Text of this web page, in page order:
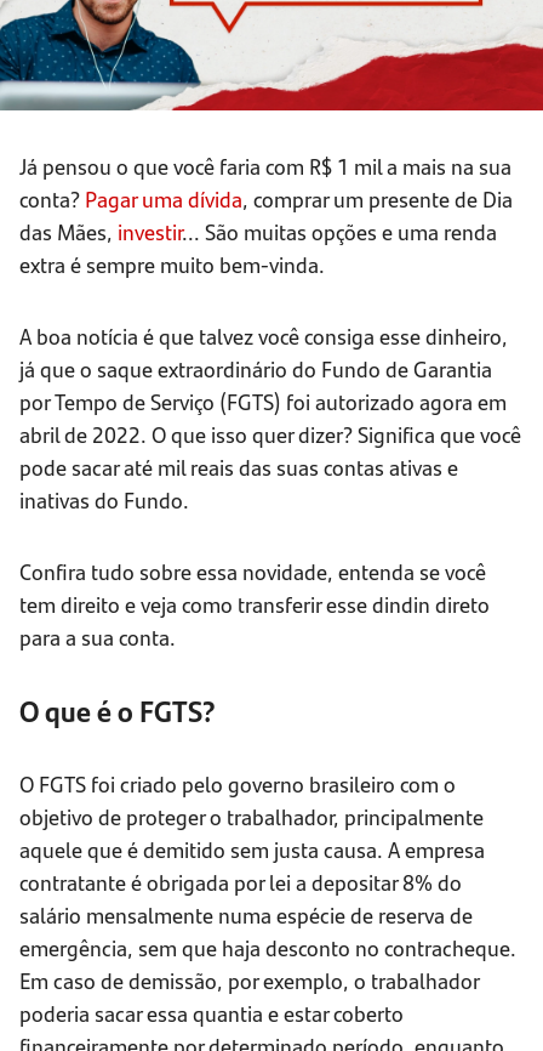
Já pensou o que você faria com R$ 1 mil a mais na sua
conta? Pagar uma dívida, comprar um presente de Dia
das Mães, investir... São muitas opções e uma renda
extra é sempre muito bem-vinda.
A boa notícia é que talvez você consiga esse dinheiro,
já que o saque extraordinário do Fundo de Garantia
por Tempo de Serviço (FGTS) foi autorizado agora em
abril de 2022. O que isso quer dizer? Significa que você
pode sacar até mil reais das suas contas ativas e
inativas do Fundo.
Confira tudo sobre essa novidade, entenda se você
tem direito e veja como transferir esse dindin direto
para a sua conta.
O que é o FGTS?
O FGTS foi criado pelo governo brasileiro com o
objetivo de proteger o trabalhador, principalmente
aquele que é demitido sem justa causa. A empresa
contratante é obrigada por lei a depositar 8% do
salário mensalmente numa espécie de reserva de
emergência, sem que haja desconto no contracheque.
Em caso de demissão, por exemplo, o trabalhador
poderia sacar essa quantia e estar coberto